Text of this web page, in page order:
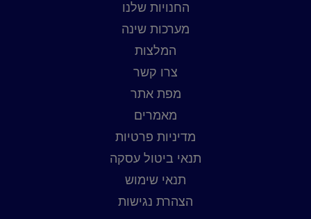
החנויות שלנו
מערכות שינה
המלצות
צרו קשר
מפת אתר
מאמרים
מדיניות פרטיות
תנאי ביטול עסקה
תנאי שימוש
הצהרת נגישות